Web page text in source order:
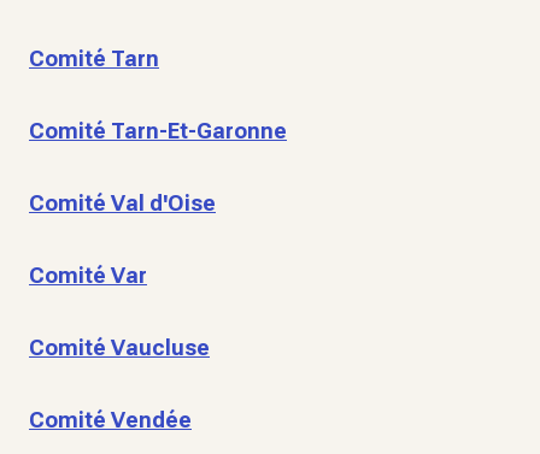
Comité Tarn
Comité Tarn-Et-Garonne
Comité Val d'Oise
Comité Var
Comité Vaucluse
Comité Vendée